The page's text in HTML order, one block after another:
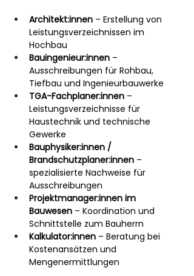
Architekt:innen – Erstellung von
Leistungsverzeichnissen im
Hochbau
Bauingenieur:innen –
Ausschreibungen für Rohbau,
Tiefbau und Ingenieurbauwerke
TGA-Fachplaner:innen –
Leistungsverzeichnisse für
Haustechnik und technische
Gewerke
Bauphysiker:innen /
Brandschutzplaner:innen –
spezialisierte Nachweise für
Ausschreibungen
Projektmanager:innen im
Bauwesen – Koordination und
Schnittstelle zum Bauherrn
Kalkulator:innen – Beratung bei
Kostenansätzen und
Mengenermittlungen